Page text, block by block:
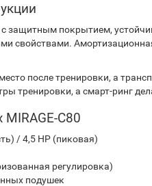
защитным покрытием,
свойствами.
после тренировки, а
тренировки, а смарт-ринг
MIRAGE-C80
/ 4,5 HP (пиковая)
регулировка)
подушек